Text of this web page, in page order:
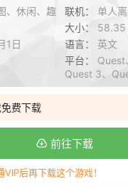
、休闲、趣
联机： 单人
大小： 58.35
1日
语言： 英文
平台： Quest
Quest 3、
费下载
前往下载
后再下载这个游戏！